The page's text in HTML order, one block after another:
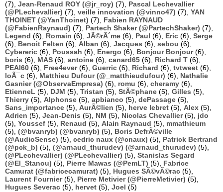
(7), Jean-Renaud ROY (@jr_roy) (7), Pascal Lechevallier
(@PLechevallier) (7), veille innovation (@vinno47) (7), YAN
THOINET (@YanThoinet) (7), Fabien RAYNAUD
(@FabienRaynaud) (7), Partech Shaker (@PartechShaker) (7),
Legend (6), Romain (6), JÃ©rÃ´me (6), Paul (6), Eric (6), Serge
(6), Benoit Felten (6), Alban (6), Jacques (6), sebou (6),
Cybereric (6), Poussah (6), Energo (6), Bonjour Bonjour(6),
boris (6), MAS (6), antoine (6), canard65 (6), Richard T (6),
PEAI60 (6), Free4ever(6), Guerric (6), Richard (6), tvtweet (6),
loÃ¯c (6), Matthieu Dufour (@_matthieudufour) (6), Nathalie
Gasnier (@ObservaEmpresa) (6), romu (6), cheramy (6),
EtienneL (5), DJM (5), Tristan (5), StÃ©phane (5), Gilles (5),
Thierry (5), Alphonse (5), apbianco (5), dePassage (5),
Sans_importance (5), AurÃ©lien (5), herve lebret (5), Alex (5),
Adrien (5), Jean-Denis (5), NM (5), Nicolas Chevallier(5), jdo
(5), Youssef (5), Renaud (5), Alain Raynaud (5), mmathieum
(5), (@bvanryb) (@bvanryb) (5), Boris DefrÃ©ville
(@AudioSense) (5), cedric naux (@cnaux) (5), Patrick Bertrand
(@pck_b) (5), (@arnaud_thurudev) (@arnaud_thurudev) (5),
(@PLechevallier) (@PLechevallier) (5), Stanislas Segard
(@El_Stanou) (5), Pierre Mawas (@PemLT) (5), Fabrice
Camurat (@fabricecamurat) (5), Hugues SÃ©vÃ©rac (5),
Laurent Fournier(5), Pierre Metivier (@PierreMetivier) (5),
Hugues Severac (5), hervet (5), Joel (5)